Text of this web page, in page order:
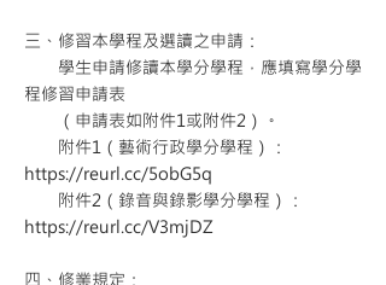
三、修習本學程及選讀之申請：
學生申請修讀本學分學程，應填寫學分學
程修習申請表
（申請表如附件1或附件2）。
附件1（藝術行政學分學程）：
https://reurl.cc/5obG5q
附件2（錄音與錄影學分學程）：
https://reurl.cc/V3mjDZ
四、修業規定：